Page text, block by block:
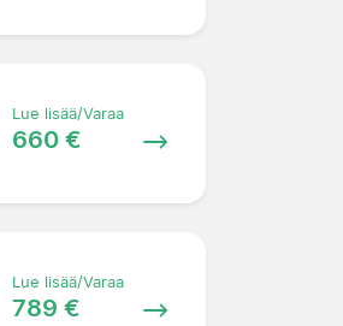
Lue lisää/Varaa
660 €
Lue lisää/Varaa
789 €